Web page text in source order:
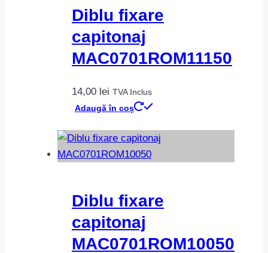
Diblu fixare
capitonaj
MAC0701ROM11150
14,00 lei TVA Inclus
Adaugă în coș
Diblu fixare
capitonaj
MAC0701ROM10050